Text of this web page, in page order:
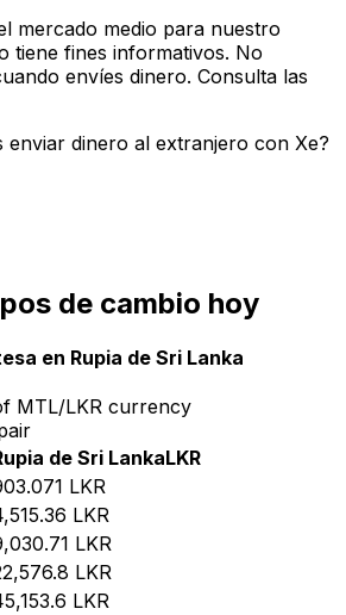
mercado medio para nuestro
tiene fines informativos. No
envíes dinero. Consulta las
enviar dinero al extranjero con Xe?
de cambio hoy
en Rupia de Sri Lanka
MTL/LKR currency
de Sri LankaLKR
LKR
LKR
LKR
LKR
LKR